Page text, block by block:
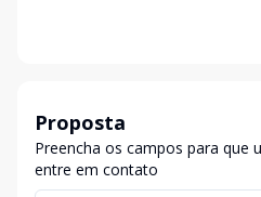
Proposta
Preencha os campos para que
entre em contato